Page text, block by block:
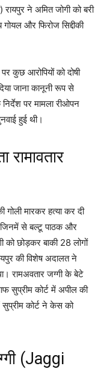
ने अमित जोगी को बरी
और फिरोज सिद्दीकी
कुछ आरोपियों को दोषी
जाना कानूनी रूप से
पर मामला रीओपन
हुई थी।
रामावतार
गोली मारकर हत्या कर दी
से बल्टू पाठक और
को छोड़कर बाकी 28 लोगों
की विशेष अदालत ने
रामअवतार जग्गी के बेटे
सुप्रीम कोर्ट में अपील की
कोर्ट ने केस को
(Jaggi